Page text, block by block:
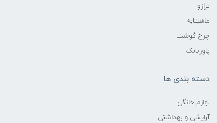
ترازو
ماهیتابه
چرخ گوشت
پاوربانک
دسته بندی ها
لوازم خانگی
آرایشی و بهداشتی